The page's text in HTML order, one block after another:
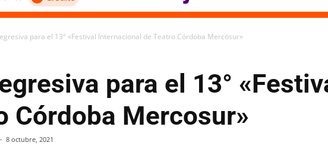
para el 13° «Festival Internacional de Teatro Córdoba Mercosur»
para el 13°
Córdoba Mercosur»
- 8 octubre, 2021